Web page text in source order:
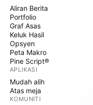
Aliran Berita
Portfolio
Graf Asas
Keluk Hasil
Opsyen
Peta Makro
Pine Script®
APLIKASI
Mudah alih
Atas meja
KOMUNITI